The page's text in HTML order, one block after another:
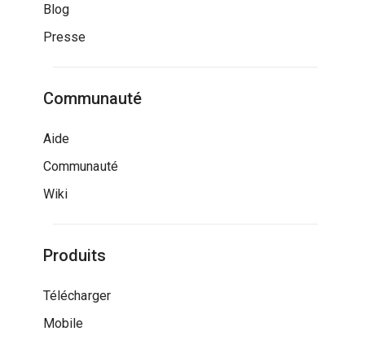
Blog
Presse
Communauté
Aide
Communauté
Wiki
Produits
Télécharger
Mobile